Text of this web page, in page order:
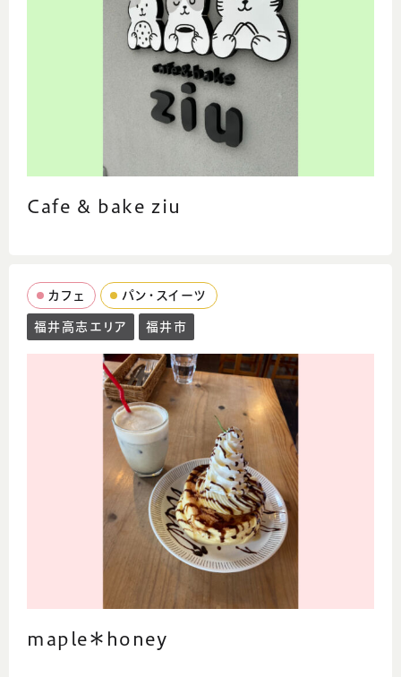
Cafe & bake ziu
カフェ
パン・スイーツ
福井高志エリア
福井市
maple＊honey